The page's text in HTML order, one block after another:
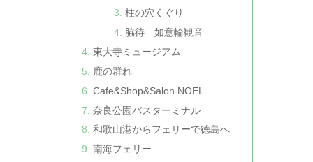
柱の穴くぐり
脇待 如意輪観音
東大寺ミュージアム
鹿の群れ
Cafe&Shop&Salon NOEL
奈良公園バスターミナル
和歌山港からフェリーで徳島へ
南海フェリー